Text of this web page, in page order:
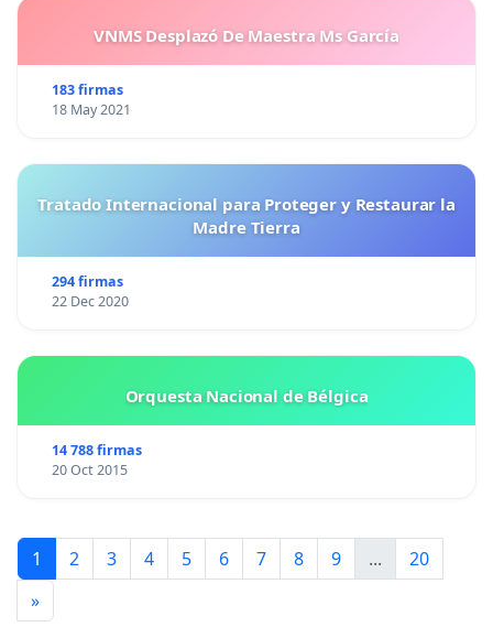
VNMS Desplazó De Maestra Ms García
183 firmas
18 May 2021
Tratado Internacional para Proteger y Restaurar la
Madre Tierra
294 firmas
22 Dec 2020
Orquesta Nacional de Bélgica
14 788 firmas
20 Oct 2015
1 2 3 4 5 6 7 8 9 ...
20
»